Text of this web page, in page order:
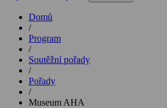
Domů
/
Program
/
Soutěžní pořady
/
Pořady
/
Museum AHA